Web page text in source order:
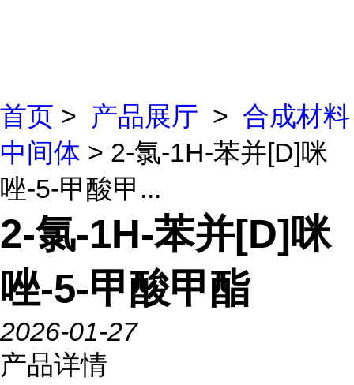
首页 > 产品展厅 > 合成材料
中间体 > 2-氯-1H-苯并[D]咪
唑-5-甲酸甲...
2-氯-1H-苯并[D]咪
唑-5-甲酸甲酯
2026-01-27
产品详情